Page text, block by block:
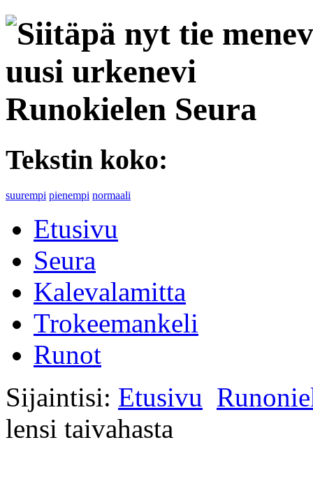
Runokielen Seura
Tekstin koko:
suurempi pienempi normaali
Etusivu
Seura
Kalevalamitta
Trokeemankeli
Runot
Sijaintisi: Etusivu
lensi taivahasta